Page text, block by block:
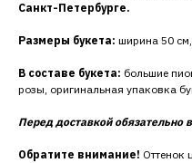
Санкт-Петербурге.
Размеры букета: ширина 50
В составе букета: большие
розы, оригинальная упаковка
Перед доставкой обязательно
Обратите внимание! Оттенок